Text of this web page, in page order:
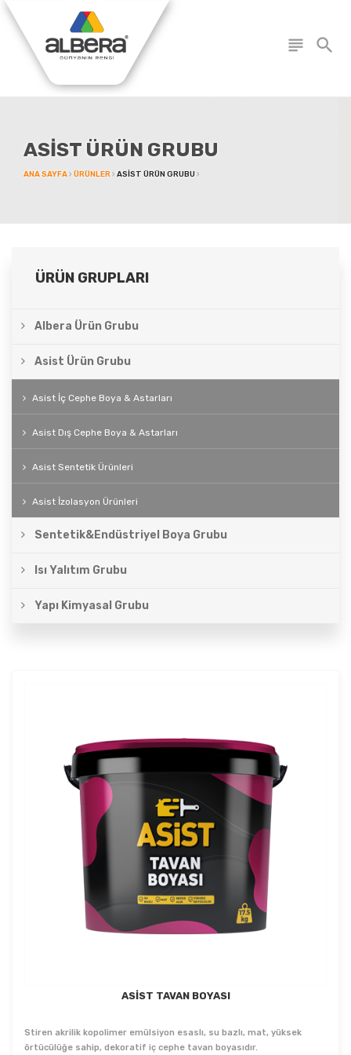
subject search
ASIST ÜRÜN GRUBU
ANA SAYFA ÜRÜNLER ASIST ÜRÜN GRUBU
ÜRÜN GRUPLARI
Albera Ürün Grubu
Asist Ürün Grubu
Asist İç Cephe Boya & Astarları
Asist Dış Cephe Boya & Astarları
Asist Sentetik Ürünleri
Asist İzolasyon Ürünleri
Sentetik&Endüstriyel Boya Grubu
Isı Yalıtım Grubu
Yapı Kimyasal Grubu
ASİST TAVAN BOYASI
Stiren akrilik kopolimer emülsiyon esaslı, su bazlı, mat, yüksek
örtücülüğe sahip, dekoratif iç cephe tavan boyasıdır.